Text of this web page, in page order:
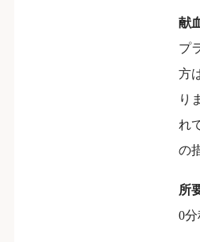
献
プ
方
り
れ
の
所
0